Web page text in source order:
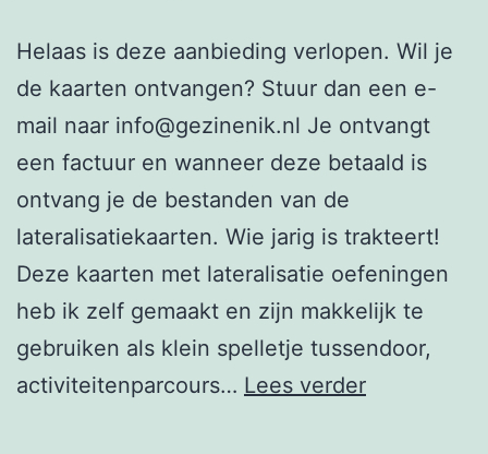
Helaas is deze aanbieding verlopen. Wil je
de kaarten ontvangen? Stuur dan een e-
mail naar info@gezinenik.nl Je ontvangt
een factuur en wanneer deze betaald is
ontvang je de bestanden van de
lateralisatiekaarten. Wie jarig is trakteert!
Deze kaarten met lateralisatie oefeningen
heb ik zelf gemaakt en zijn makkelijk te
gebruiken als klein spelletje tussendoor,
activiteitenparcours… Lees verderCadeautje